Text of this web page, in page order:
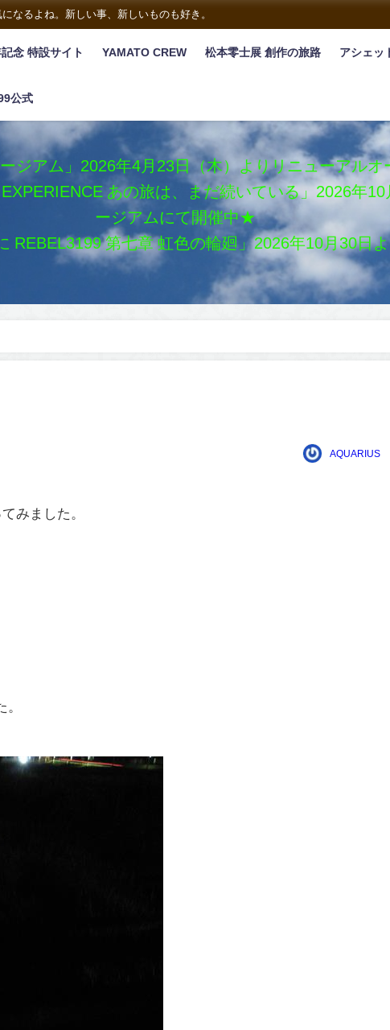
なるよね。新しい事、新しいものも好き。
念 特設サイト YAMATO CREW 松本零士展 創作の旅路 アシェッ
公式
ジアム」2026年4月23日（木）よりリニューアル
あの旅は、まだ続いている」2026年10
ージアムにて開催中★
REBEL3199 第七章 虹色の輪廻」2026年10月30日
AQUARIUS
みました。